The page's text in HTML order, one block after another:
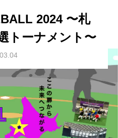
2024 〜札
トーナメント〜